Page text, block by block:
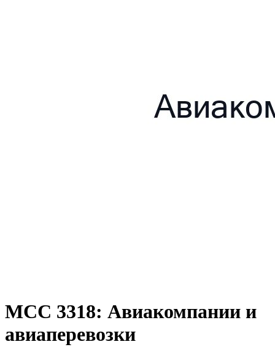
MCC 3318: Авиакомпании и
авиаперевозки